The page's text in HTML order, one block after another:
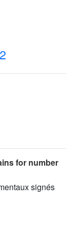
for number
signés